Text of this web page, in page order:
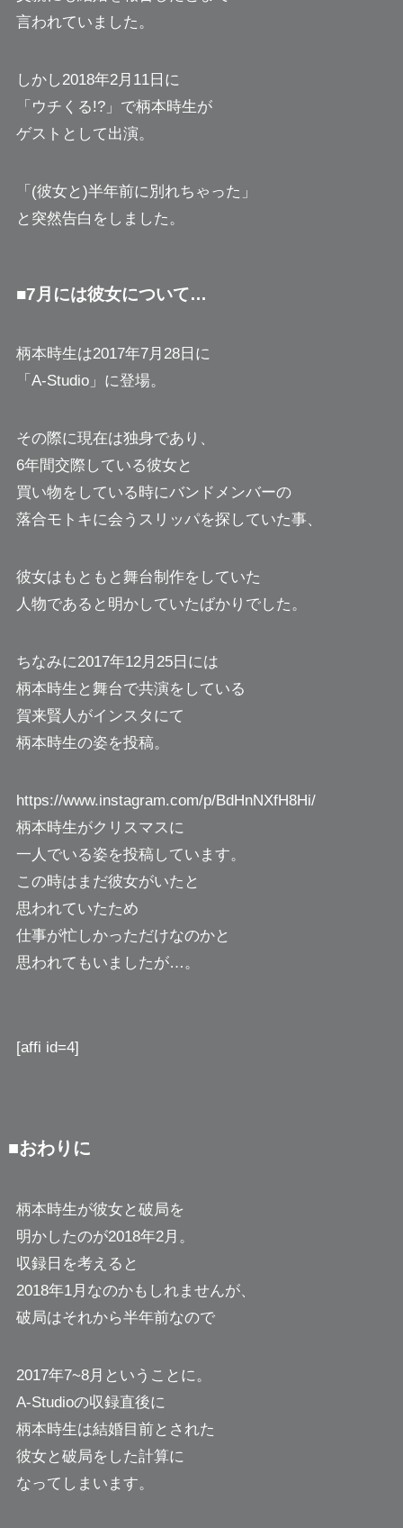
言われていました。
しかし2018年2月11日に
「ウチくる!?」で柄本時生が
ゲストとして出演。
「(彼女と)半年前に別れちゃった」
と突然告白をしました。
■7月には彼女について…
柄本時生は2017年7月28日に
「A-Studio」に登場。
その際に現在は独身であり、
6年間交際している彼女と
買い物をしている時にバンドメンバーの
落合モトキに会うスリッパを探していた事、
彼女はもともと舞台制作をしていた
人物であると明かしていたばかりでした。
ちなみに2017年12月25日には
柄本時生と舞台で共演をしている
賀来賢人がインスタにて
柄本時生の姿を投稿。
https://www.instagram.com/p/BdHnNXfH8Hi/
柄本時生がクリスマスに
一人でいる姿を投稿しています。
この時はまだ彼女がいたと
思われていたため
仕事が忙しかっただけなのかと
思われてもいましたが…。
[affi id=4]
■おわりに
柄本時生が彼女と破局を
明かしたのが2018年2月。
収録日を考えると
2018年1月なのかもしれませんが、
破局はそれから半年前なので
2017年7~8月ということに。
A-Studioの収録直後に
柄本時生は結婚目前とされた
彼女と破局をした計算に
なってしまいます。